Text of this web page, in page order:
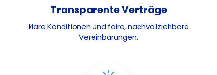
Transparente Verträge
klare Konditionen und faire, nachvollziehbare
Vereinbarungen.